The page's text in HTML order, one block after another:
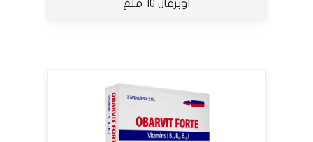
أوبرفال 10 ملغ